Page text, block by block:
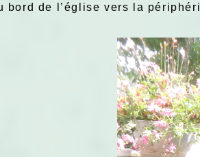
bord de l’église vers la